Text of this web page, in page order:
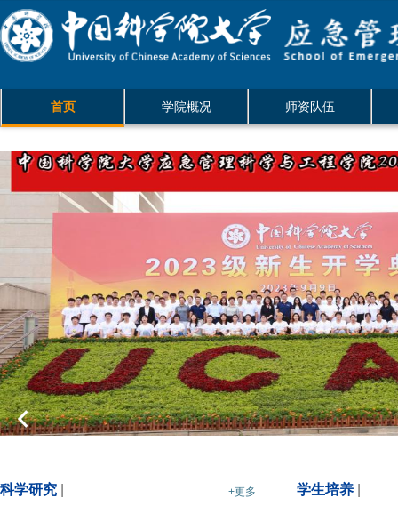
首页 学院概况 师资队伍
科学研究 +更多 学生培养|